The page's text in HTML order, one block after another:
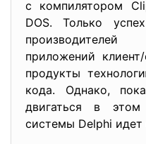
с компилятором
DOS. Только
приложений
продукты
кода. Однако,
двигаться в этом
системы Delphi